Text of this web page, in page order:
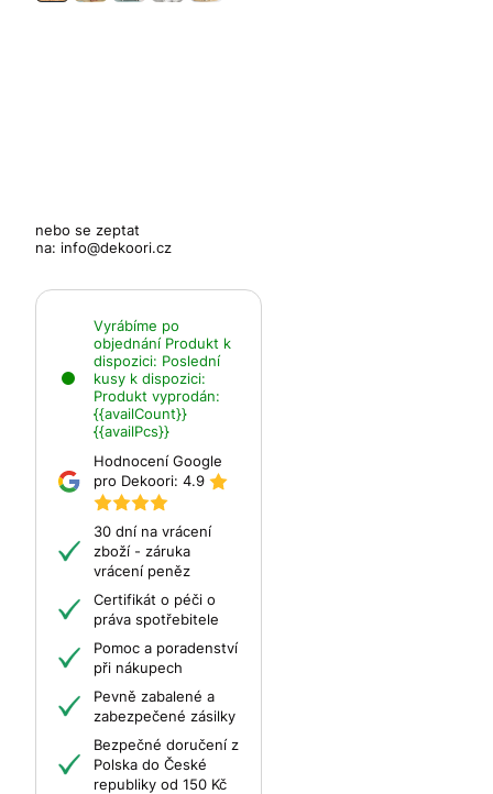
nebo se zeptat
na: info@dekoori.cz
Vyrábíme po
objednání Produkt k
dispozici: Poslední
kusy k dispozici:
Produkt vyprodán:
{{availCount}}
{{availPcs}}
Hodnocení Google
pro Dekoori: 4.9
30 dní na vrácení
zboží - záruka
vrácení peněz
Certifikát o péči o
práva spotřebitele
Pomoc a poradenství
při nákupech
Pevně zabalené a
zabezpečené zásilky
Bezpečné doručení z
Polska do České
republiky od 150 Kč